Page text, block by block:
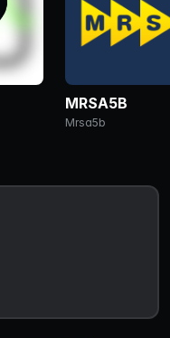
MRSA5B
Mrsa5b